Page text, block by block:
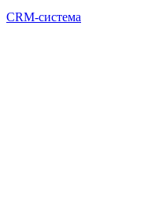
CRM-система